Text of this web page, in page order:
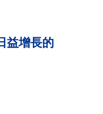
益增長的